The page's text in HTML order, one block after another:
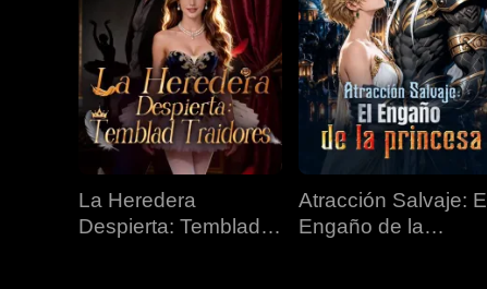
La Heredera
Despierta: Temblad
Atracción Salvaje: El
Engaño de la